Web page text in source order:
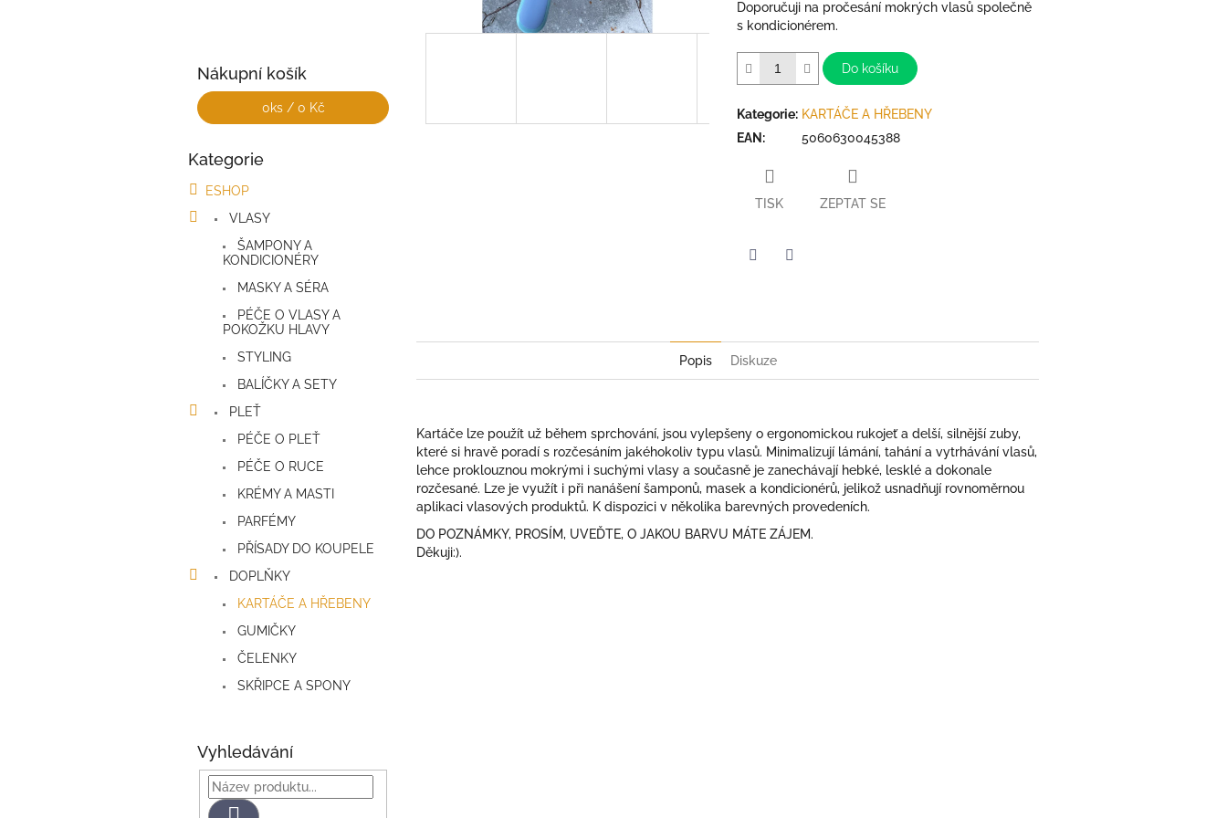
Nákupní košík
0ks / 0 Kč
Přeskočit
Kategorie
ESHOP
VLASY
ŠAMPONY A
KONDICIONÉRY
MASKY A SÉRA
PÉČE O VLASY A
POKOŽKU HLAVY
STYLING
BALÍČKY A SETY
PLEŤ
PÉČE O PLEŤ
PÉČE O RUCE
KRÉMY A MASTI
PARFÉMY
PŘÍSADY DO KOUPELE
DOPLŇKY
KARTÁČE A HŘEBENY
GUMIČKY
ČELENKY
SKŘIPCE A SPONY
Vyhledávání
Hledat
Doporučuji na pročesání mokrých vlasů společně
s kondicionérem.
Do košíku
Kategorie: KARTÁČE A HŘEBENY
EAN: 5060630045388
TISK ZEPTAT SE
Popis Diskuze
Kartáče lze použít už během sprchování, jsou vylepšeny o ergonomickou rukojeť a delší, silnější zuby,
které si hravě poradí s rozčesáním jakéhokoliv typu vlasů. Minimalizují lámání, tahání a vytrhávání vlasů,
lehce proklouznou mokrými i suchými vlasy a současně je zanechávají hebké, lesklé a dokonale
rozčesané. Lze je využít i při nanášení šamponů, masek a kondicionérů, jelikož usnadňují rovnoměrnou
aplikaci vlasových produktů. K dispozici v několika barevných provedeních.
DO POZNÁMKY, PROSÍM, UVEĎTE, O JAKOU BARVU MÁTE ZÁJEM.
Děkuji:).